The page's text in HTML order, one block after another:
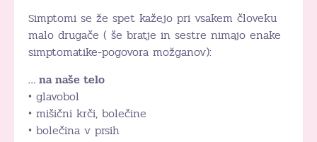
Simptomi se že spet kažejo pri vsakem človeku
malo drugače ( še bratje in sestre nimajo enake
simptomatike-pogovora možganov):
… na naše telo
• glavobol
• mišični krči, bolečine
• bolečina v prsih